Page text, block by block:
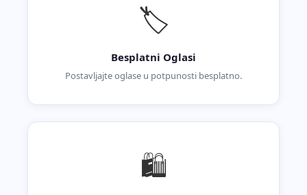
🏷️
Besplatni Oglasi
Postavljajte oglase u potpunosti besplatno.
🛍️